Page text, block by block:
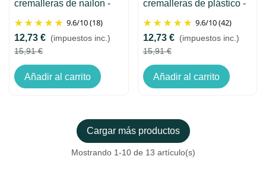
cremalleras de nailon -
Clip&Zip
9.6/10(18)
12,73 € (impuestos inc.)
15,91 €
Añadir al carrito
cremalleras de plástico -
Clip&Zip
9.6/10(42)
12,73 € (impuestos inc.)
15,91 €
Añadir al carrito
Cargar más productos
Mostrando 1-10 de 13 artículo(s)